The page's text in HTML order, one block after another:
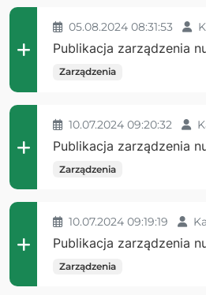
05.08.2024 08:31:53
Publikacja zarządzenia
Zarządzenia
10.07.2024 09:20:32
Publikacja zarządzenia
Zarządzenia
10.07.2024 09:19:19
Publikacja zarządzenia
Zarządzenia